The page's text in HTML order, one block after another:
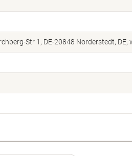
Str 1, DE-20848 Norderstedt,